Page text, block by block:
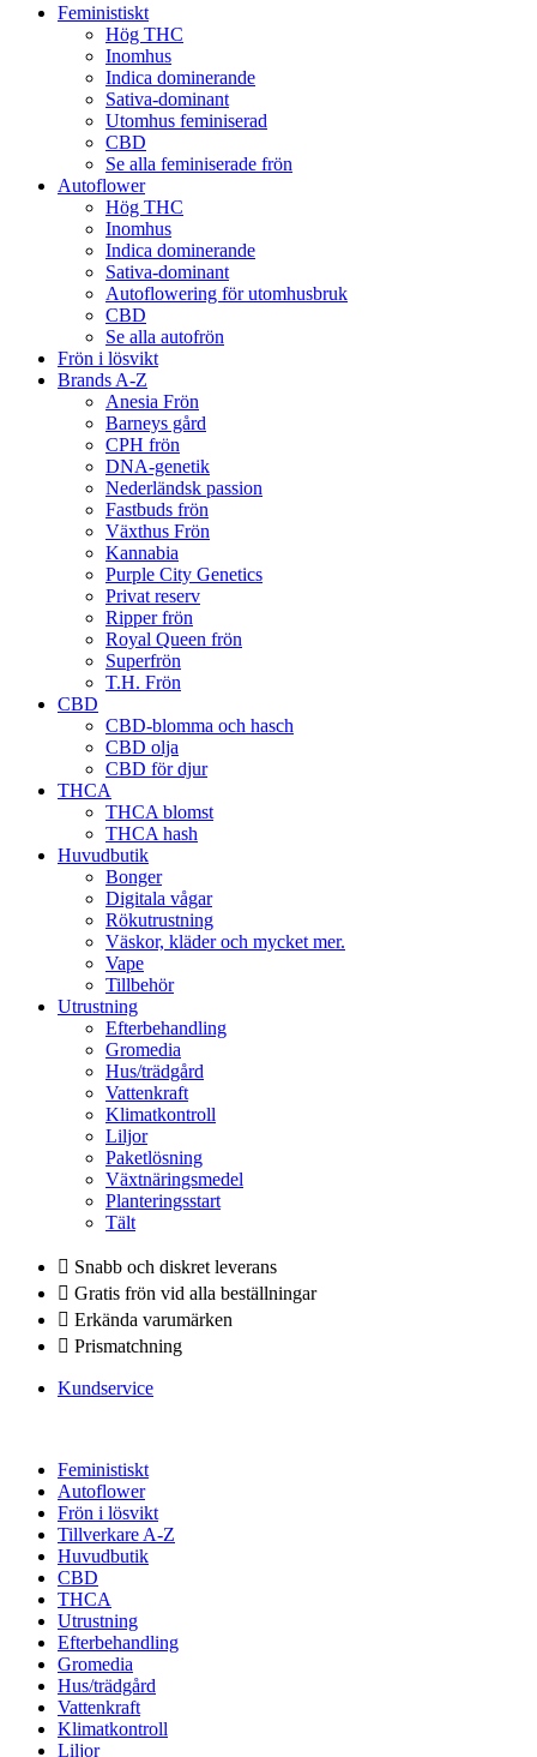
Feministiskt
Hög THC
Inomhus
Indica dominerande
Sativa-dominant
Utomhus feminiserad
CBD
Se alla feminiserade frön
Autoflower
Hög THC
Inomhus
Indica dominerande
Sativa-dominant
Autoflowering för utomhusbruk
CBD
Se alla autofrön
Frön i lösvikt
Brands A-Z
Anesia Frön
Barneys gård
CPH frön
DNA-genetik
Nederländsk passion
Fastbuds frön
Växthus Frön
Kannabia
Purple City Genetics
Privat reserv
Ripper frön
Royal Queen frön
Superfrön
T.H. Frön
CBD
CBD-blomma och hasch
CBD olja
CBD för djur
THCA
THCA blomst
THCA hash
Huvudbutik
Bonger
Digitala vågar
Rökutrustning
Väskor, kläder och mycket mer.
Vape
Tillbehör
Utrustning
Efterbehandling
Gromedia
Hus/trädgård
Vattenkraft
Klimatkontroll
Liljor
Paketlösning
Växtnäringsmedel
Planteringsstart
Tält
Snabb och diskret leverans
Gratis frön vid alla beställningar
Erkända varumärken
Prismatchning
Kundservice
Feministiskt
Autoflower
Frön i lösvikt
Tillverkare A-Z
Huvudbutik
CBD
THCA
Utrustning
Efterbehandling
Gromedia
Hus/trädgård
Vattenkraft
Klimatkontroll
Liljor